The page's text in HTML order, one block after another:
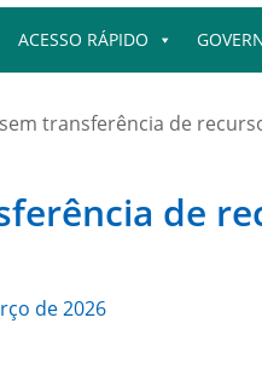
ACESSO RÁPIDO
transferência de
de
de 2026